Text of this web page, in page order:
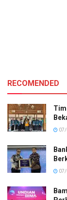
RECOMENDED
Tim